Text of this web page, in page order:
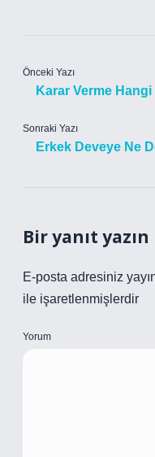
Önceki Yazı
Karar Verme
Sonraki Yazı
Erkek Deveye Ne
Bir yanıt yazın
E-posta adresiniz
ile işaretlenmişlerdir
Yorum